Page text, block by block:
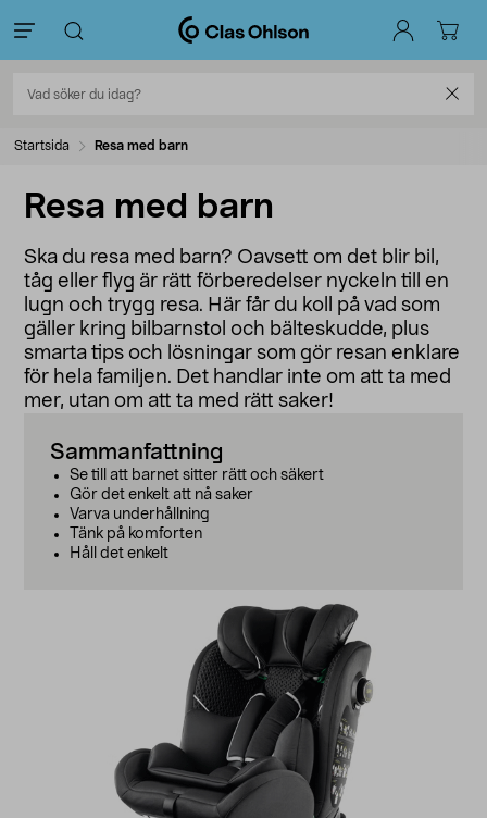
Startsida Resa med barn
Resa med barn
Ska du resa med barn? Oavsett om det blir bil,
tåg eller flyg är rätt förberedelser nyckeln till en
lugn och trygg resa. Här får du koll på vad som
gäller kring bilbarnstol och bälteskudde, plus
smarta tips och lösningar som gör resan enklare
för hela familjen. Det handlar inte om att ta med
mer, utan om att ta med rätt saker!
Sammanfattning
Se till att barnet sitter rätt och säkert
Gör det enkelt att nå saker
Varva underhållning
Tänk på komforten
Håll det enkelt